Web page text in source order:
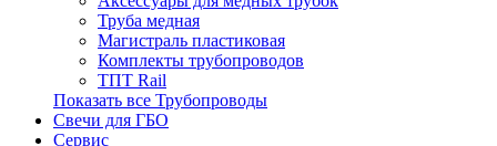
Труба медная
Магистраль пластиковая
Комплекты трубопроводов
ТПТ Rail
Показать все Трубопроводы
Свечи для ГБО
Сервис